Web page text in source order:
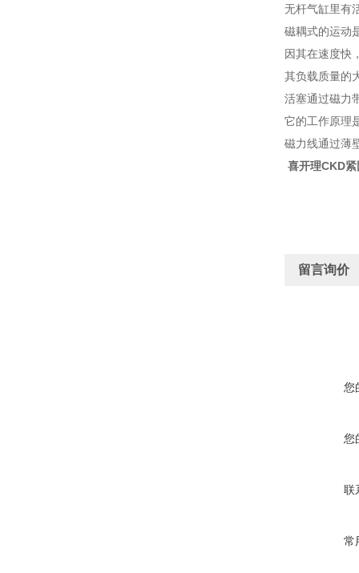
无杆气缸里有
磁耦式的运动
因其在速度快
其负载质量的
活塞通过磁力
它的工作原理
磁力线通过薄
喜开理CKD
留言询价
您
您
联
常